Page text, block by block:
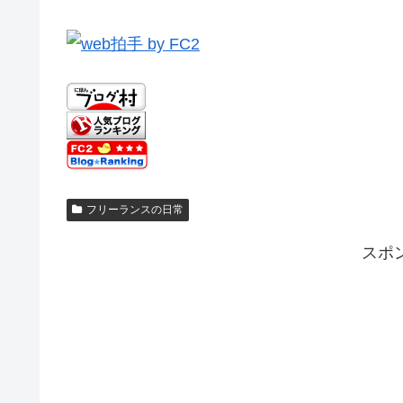
フリーランスの日常
スポ